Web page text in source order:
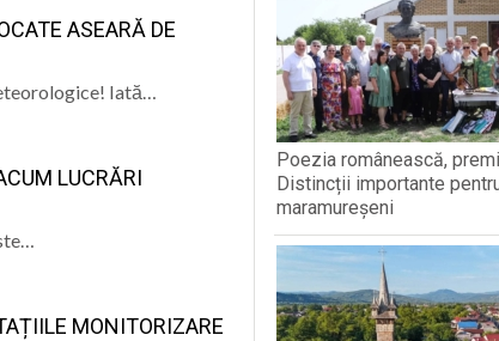
6 august
în timp ce lucra la recoltarea roșiilor
ASEARĂ DE
Iată…
LUCRĂRI
MONITORIZARE
Poezia românească,
Distincții importante
maramureșeni